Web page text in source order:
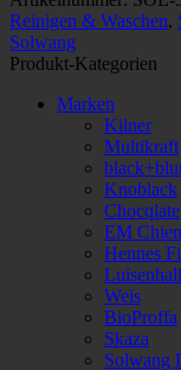
Menge
Reinigen & Waschen,
Solwang
Produkt-Kategorien
Marken
Kilner
Multikraft
Knoblack
Chocqlate
EM
Hennes
Luisenhall
Weis
BioProffa
Skaza
Solwang